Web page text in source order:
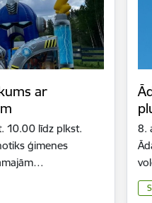
ar
10.00 līdz plkst.
ģimenes
8.